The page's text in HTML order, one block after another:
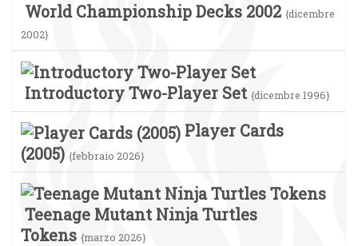
World Championship Decks 2002 {dicembre
2002}
Introductory Two-Player Set {dicembre 1996}
Player Cards
(2005) {febbraio 2026}
Teenage Mutant Ninja Turtles
Tokens {marzo 2026}